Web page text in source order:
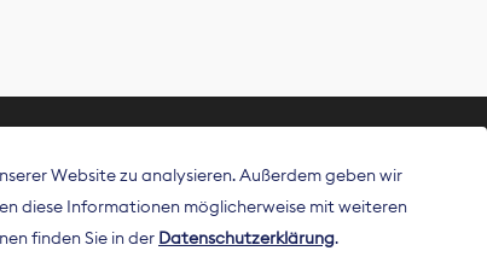
in
Website zu analysieren. Außerdem geben wir
diese Informationen möglicherweise mit weiteren
finden Sie in der Datenschutzerklärung.